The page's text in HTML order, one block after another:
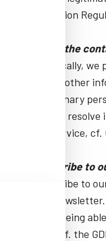
Data Protection
When using the
More specifically,
title and any other
of these ordinary
question and
customer service, cf.
If you subscribe to
If you subscribe to
electronic
interests in being
newsletter, cf. the